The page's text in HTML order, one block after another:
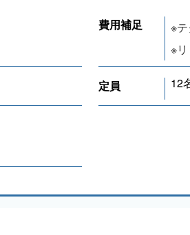
費用補足
※
※
定員 12